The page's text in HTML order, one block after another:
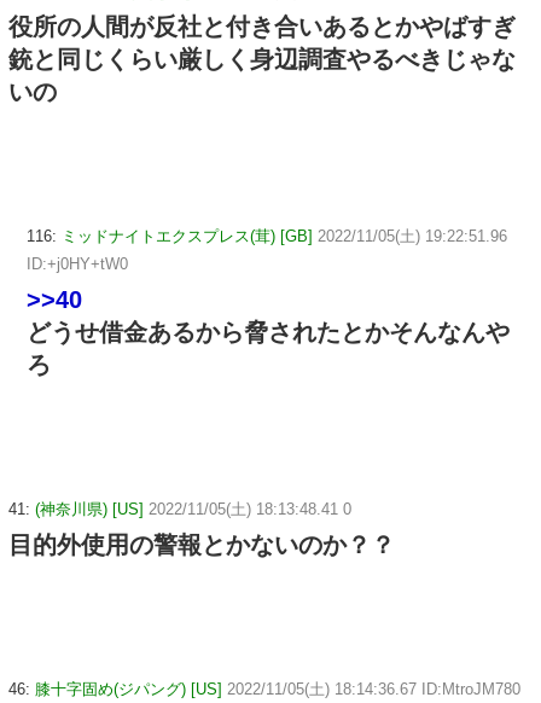
役所の人間が反社と付き合いあるとかやばすぎ
銃と同じくらい厳しく身辺調査やるべきじゃな
いの
116: ミッドナイトエクスプレス(茸) [GB] 2022/11/05(土) 19:22:51.96
ID:+j0HY+tW0
>>40
どうせ借金あるから脅されたとかそんなんや
ろ
41: (神奈川県) [US] 2022/11/05(土) 18:13:48.41 0
目的外使用の警報とかないのか？？
46: 膝十字固め(ジパング) [US] 2022/11/05(土) 18:14:36.67 ID:MtroJM780